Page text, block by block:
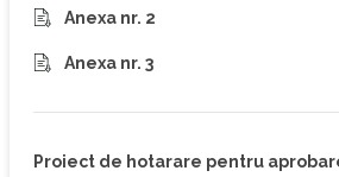
Anexa nr. 2
Anexa nr. 3
Proiect de hotarare pentru